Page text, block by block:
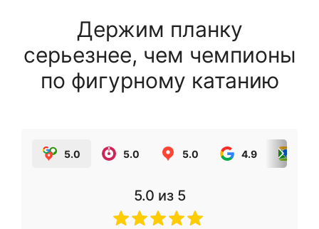
Держим планку
серьезнее, чем чемпионы
по фигурному катанию
5.0 5.0 5.0 4.9
5.0 из 5